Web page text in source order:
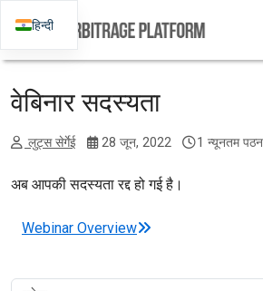
वेबिनार सदस्यता
लुट्स सेर्गेई 28 जून, 2022 1 न्यूनतम पठन
अब आपकी सदस्यता रद्द हो गई है।
पोस्ट नेविगेशन
Webinar Overview
हिन्दी